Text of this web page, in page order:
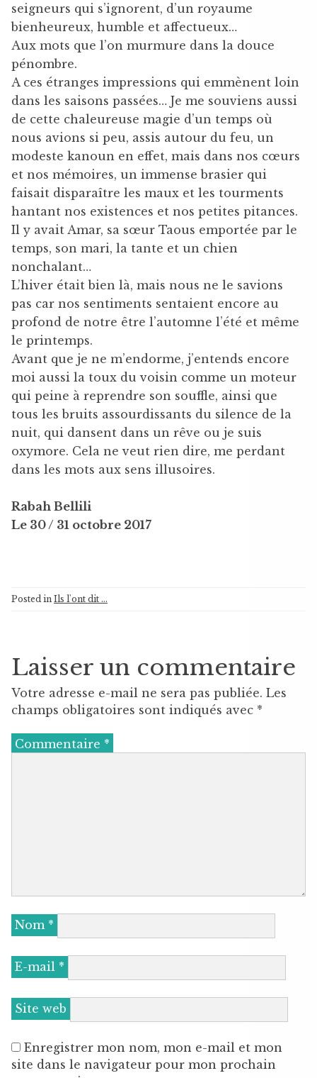
seigneurs qui s’ignorent, d’un royaume
bienheureux, humble et affectueux…
Aux mots que l’on murmure dans la douce
pénombre.
A ces étranges impressions qui emmènent loin
dans les saisons passées… Je me souviens aussi
de cette chaleureuse magie d’un temps où
nous avions si peu, assis autour du feu, un
modeste kanoun en effet, mais dans nos cœurs
et nos mémoires, un immense brasier qui
faisait disparaître les maux et les tourments
hantant nos existences et nos petites pitances.
Il y avait Amar, sa sœur Taous emportée par le
temps, son mari, la tante et un chien
nonchalant…
L’hiver était bien là, mais nous ne le savions
pas car nos sentiments sentaient encore au
profond de notre être l’automne l’été et même
le printemps.
Avant que je ne m’endorme, j’entends encore
moi aussi la toux du voisin comme un moteur
qui peine à reprendre son souffle, ainsi que
tous les bruits assourdissants du silence de la
nuit, qui dansent dans un rêve ou je suis
oxymore. Cela ne veut rien dire, me perdant
dans les mots aux sens illusoires.
Rabah Bellili
Le 30 / 31 octobre 2017
Posted in Ils l'ont dit ...
Laisser un commentaire
Votre adresse e-mail ne sera pas publiée. Les
champs obligatoires sont indiqués avec *
Commentaire *
Nom *
E-mail *
Site web
Enregistrer mon nom, mon e-mail et mon
site dans le navigateur pour mon prochain